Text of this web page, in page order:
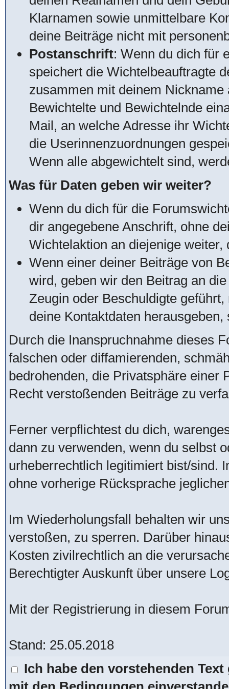
Klarnamen sowie unmittelbare
deine Beiträge nicht mit
Postanschrift: Wenn du dich für
speichert die Wichtelbeauftragte
zusammen mit deinem
Bewichtelte und Bewichtelnde
Mail, an welche Adresse ihr
die Userinnenzuordnungen
Wenn alle abgewichtelt sind,
Was für Daten geben wir weiter?
Wenn du dich für die
dir angegebene Anschrift, ohne
Wichtelaktion an diejenige weiter,
Wenn einer deiner Beiträge von
wird, geben wir den Beitrag an
Zeugin oder Beschuldigte
deine Kontaktdaten
Durch die Inanspruchnahme dieses
falschen oder diffamierenden,
bedrohenden, die Privatsphäre einer
Recht verstoßenden Beiträge zu
Ferner verpflichtest du dich,
dann zu verwenden, wenn du selbst
urheberrechtlich legitimiert bist/sind.
ohne vorherige Rücksprache
Im Wiederholungsfall behalten wir
verstoßen, zu sperren. Darüber
Kosten zivilrechtlich an die
Berechtigter Auskunft über unsere
Mit der Registrierung in diesem
Stand: 25.05.2018
Ich habe den vorstehenden